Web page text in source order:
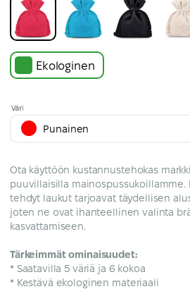
Ekologinen
Punainen
Väri
Ota käyttöön kustannustehokas
puuvillaisilla mainospussukoillamme.
tehdyt laukut tarjoavat täydellisen
joten ne ovat ihanteellinen valinta
kasvattamiseen.
Tärkeimmät ominaisuudet:
* Saatavilla 5 väriä ja 6 kokoa
* Kestävä ekologinen materiaali